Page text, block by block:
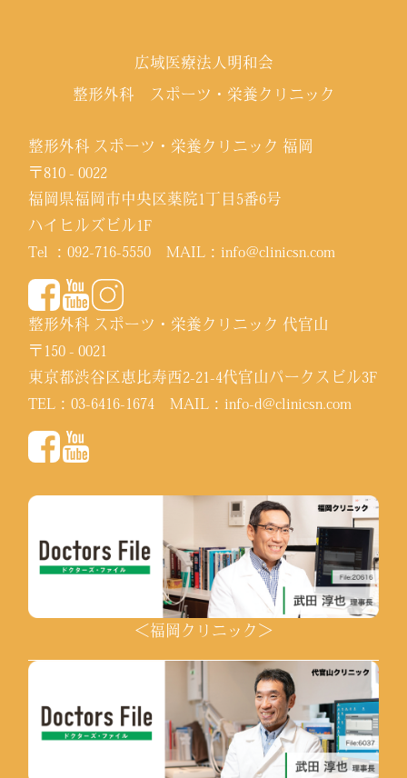
広域医療法人明和会
整形外科 スポーツ・栄養クリニック
整形外科 スポーツ・栄養クリニック 福岡
〒810 - 0022
福岡県福岡市中央区薬院1丁目5番6号
ハイヒルズビル1F
Tel ：092-716-5550 MAIL：info@clinicsn.com
整形外科 スポーツ・栄養クリニック 代官山
〒150 - 0021
東京都渋谷区恵比寿西2-21-4代官山パークスビル3F
TEL：03-6416-1674 MAIL：info-d@clinicsn.com
＜福岡クリニック＞